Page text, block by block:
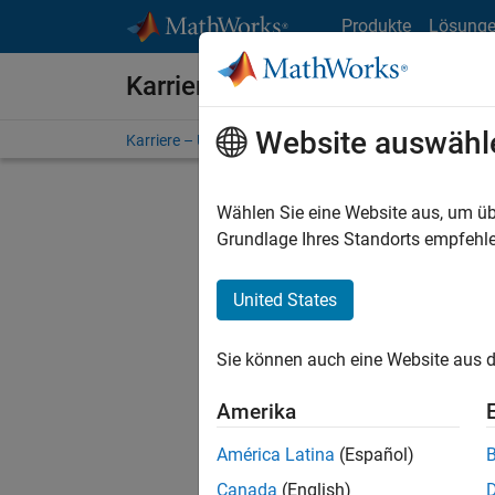
Produkte
Karriere bei MathWorks
Karriere – Übersicht Stellensuche
Stellen
Es
Region
Website
Wählen Sie eine Website aus, um
Grundlage Ihres Standorts
United States
Sie können auch eine Website aus
Amerika
América Latina (Español)
Canada (English)